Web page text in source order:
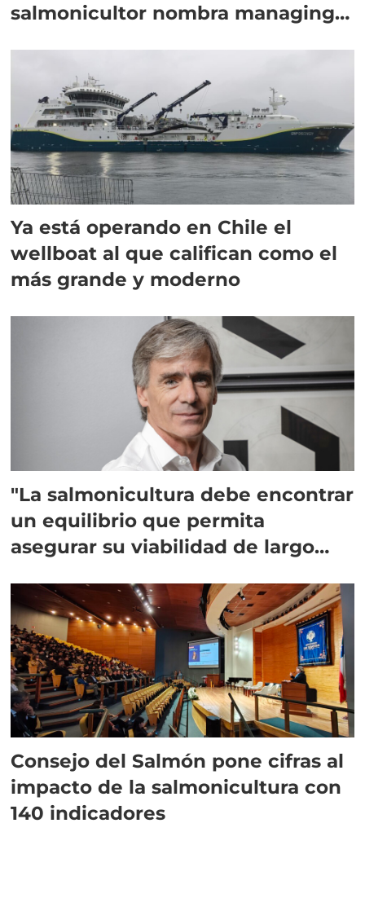
salmonicultor nombra managing
Ya está operando en Chile el
wellboat al que califican como el
más grande y moderno
"La salmonicultura debe encontrar
un equilibrio que permita
asegurar su viabilidad de largo
Consejo del Salmón pone cifras al
impacto de la salmonicultura con
140 indicadores